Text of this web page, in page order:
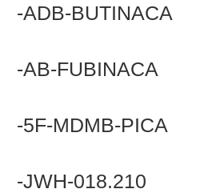
-ADB-BUTINACA
-AB-FUBINACA
-5F-MDMB-PICA
-JWH-018.210